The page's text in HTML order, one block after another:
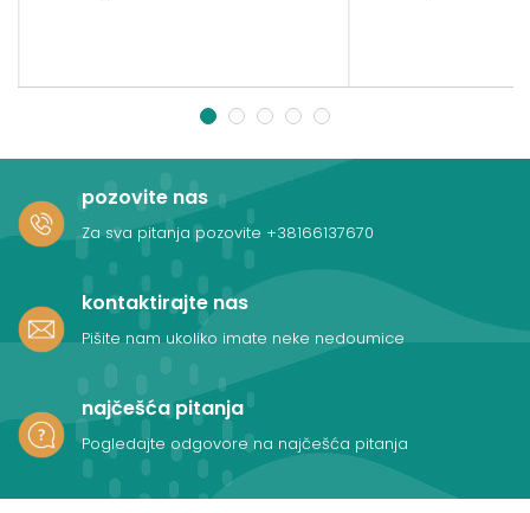
1 2 3 4 5
pozovite nas
Za sva pitanja pozovite +38166137670
kontaktirajte nas
Pišite nam ukoliko imate neke nedoumice
najčešća pitanja
Pogledajte odgovore na najčešća pitanja